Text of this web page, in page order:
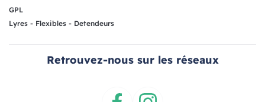
GPL
Lyres - Flexibles - Detendeurs
Retrouvez-nous sur les réseaux